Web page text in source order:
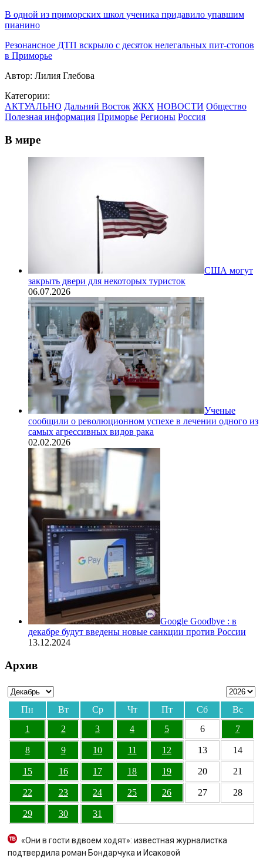
В одной из приморских школ ученика придавило упавшим
пианино
Резонансное ДТП вскрыло с десяток нелегальных пит-стопов
в Приморье
Автор: Лилия Глебова
Категории:
АКТУАЛЬНО Дальний Восток ЖКХ НОВОСТИ Общество
Полезная информация Приморье Регионы Россия
В мире
США могут
закрыть двери для некоторых туристок
06.07.2026
Ученые
сообщили о революционном успехе в лечении одного из
самых агрессивных видов рака
02.02.2026
Google Goodbye : в
декабре будут введены новые санкции против России
13.12.2024
Архив
Пн Вт Ср Чт Пт Сб
Вс
1
2 3 4 5 6 7
8 9 10 11 12 13 14
15 16 17 18 19 20 21
22 23 24 25 26 27 28
29 30 31
«Они в гости вдвоем ходят»: известная журналистка
подтвердила роман Бондарчука и Исаковой